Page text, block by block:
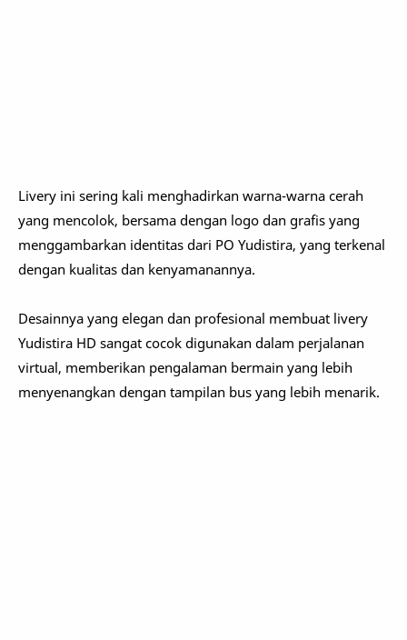
Livery ini sering kali menghadirkan warna-warna cerah
yang mencolok, bersama dengan logo dan grafis yang
menggambarkan identitas dari PO Yudistira, yang terkenal
dengan kualitas dan kenyamanannya.
Desainnya yang elegan dan profesional membuat livery
Yudistira HD sangat cocok digunakan dalam perjalanan
virtual, memberikan pengalaman bermain yang lebih
menyenangkan dengan tampilan bus yang lebih menarik.